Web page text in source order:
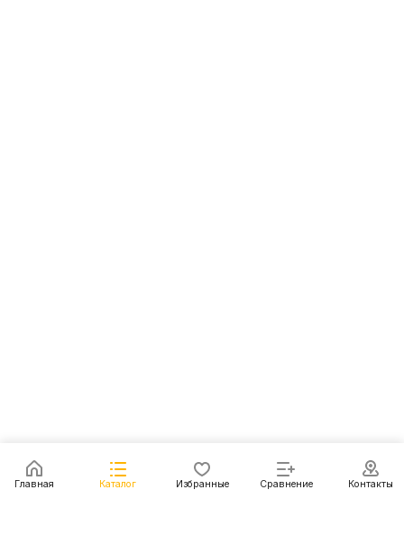
Главная Каталог Избранные Сравнение Контакты